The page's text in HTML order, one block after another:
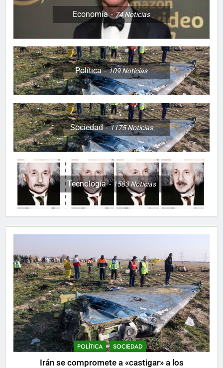
Economía 74Noticias
Política 109Noticias
Sociedad 1175Noticias
Tecnología 1583Noticias
POLÍTICA SOCIEDAD
Irán se compromete a «castigar» a los